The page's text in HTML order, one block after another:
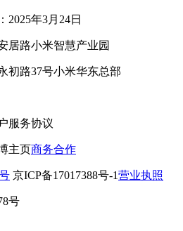
2025年3月24日
居路小米智慧产业园
初路37号小米华东总部
服务协议
主页商务合作
京ICP备17017388号-1营业执照
号